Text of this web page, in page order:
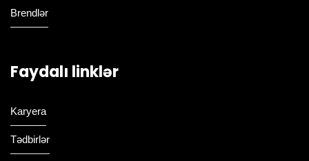
Brendlər
Faydalı linklər
Karyera
Tədbirlər